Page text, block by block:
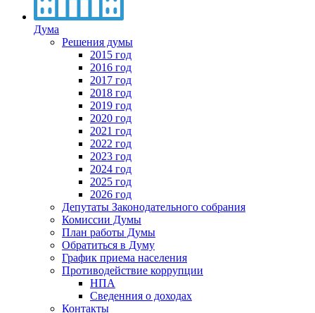
Дума
Решения думы
2015 год
2016 год
2017 год
2018 год
2019 год
2020 год
2021 год
2022 год
2023 год
2024 год
2025 год
2026 год
Депутаты Законодательного собрания
Комиссии Думы
План работы Думы
Обратиться в Думу
График приема населения
Противодействие коррупции
НПА
Сведенния о доходах
Контакты